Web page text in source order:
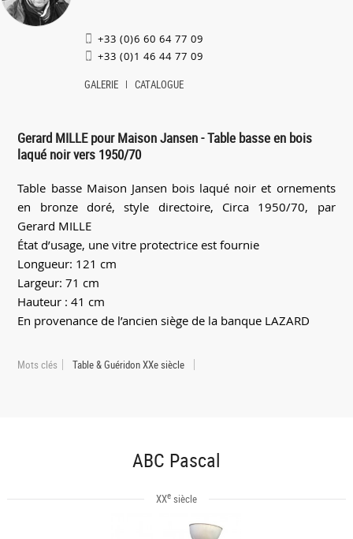
+33 (0)6 60 64 77 09
+33 (0)1 46 44 77 09
GALERIE CATALOGUE
Gerard MILLE pour Maison Jansen - Table basse en bois
laqué noir vers 1950/70
Table basse Maison Jansen bois laqué noir et ornements
en bronze doré, style directoire, Circa 1950/70, par
Gerard MILLE
État d’usage, une vitre protectrice est fournie
Longueur: 121 cm
Largeur: 71 cm
Hauteur : 41 cm
En provenance de l’ancien siège de la banque LAZARD
Mots clés Table & Guéridon XXe siècle
ABC Pascal
XXesiècle